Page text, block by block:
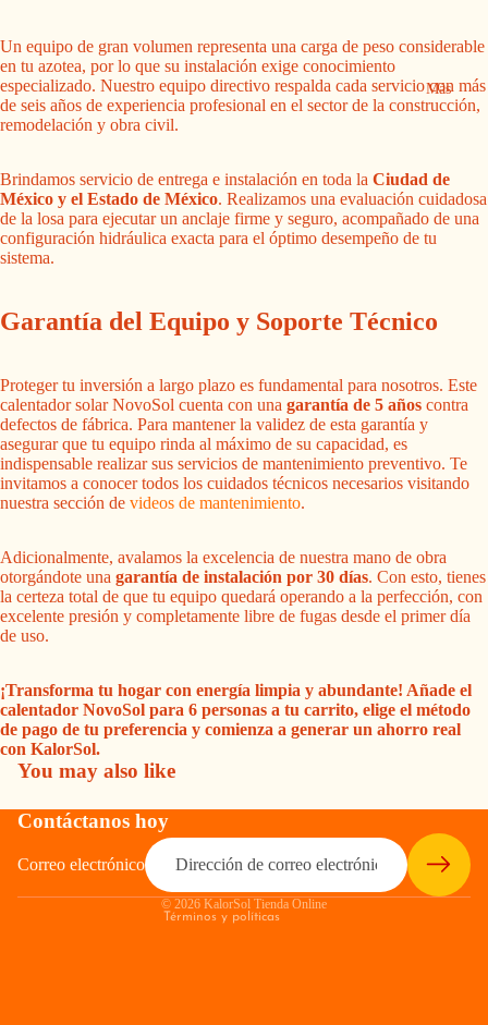
Más
Un equipo de gran volumen representa una carga de peso considerable
en tu azotea, por lo que su instalación exige conocimiento
especializado. Nuestro equipo directivo respalda cada servicio con más
de seis años de experiencia profesional en el sector de la construcción,
remodelación y obra civil.
Brindamos servicio de entrega e instalación en toda la Ciudad de
México y el Estado de México. Realizamos una evaluación cuidadosa
de la losa para ejecutar un anclaje firme y seguro, acompañado de una
configuración hidráulica exacta para el óptimo desempeño de tu
sistema.
Garantía del Equipo y Soporte Técnico
Proteger tu inversión a largo plazo es fundamental para nosotros. Este
calentador solar NovoSol cuenta con una garantía de 5 años contra
defectos de fábrica. Para mantener la validez de esta garantía y
asegurar que tu equipo rinda al máximo de su capacidad, es
indispensable realizar sus servicios de mantenimiento preventivo. Te
invitamos a conocer todos los cuidados técnicos necesarios visitando
nuestra sección de videos de mantenimiento.
Adicionalmente, avalamos la excelencia de nuestra mano de obra
otorgándote una garantía de instalación por 30 días. Con esto, tienes
la certeza total de que tu equipo quedará operando a la perfección, con
excelente presión y completamente libre de fugas desde el primer día
de uso.
¡Transforma tu hogar con energía limpia y abundante! Añade el
calentador NovoSol para 6 personas a tu carrito, elige el método
de pago de tu preferencia y comienza a generar un ahorro real
con KalorSol.
You may also like
Contáctanos hoy
Correo electrónico
© 2026 KalorSol Tienda Online
Términos y políticas
Política de privacidad
Política de envío
Información de contacto
Aviso legal